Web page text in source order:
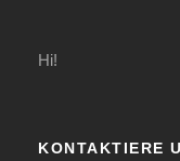
Hi!
KONTAKTIERE